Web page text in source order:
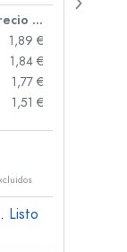
Precio por unidad
1,89 €
1,84 €
1,77 €
1,51 €
Listo